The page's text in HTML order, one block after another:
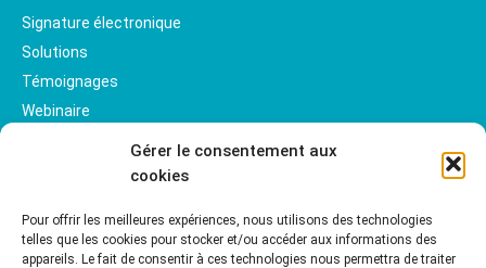
Gérer le consentement aux
cookies
Pour offrir les meilleures expériences, nous utilisons des technologies
telles que les cookies pour stocker et/ou accéder aux informations des
appareils. Le fait de consentir à ces technologies nous permettra de traiter
Signature électronique
Solutions
Témoignages
Webinaire